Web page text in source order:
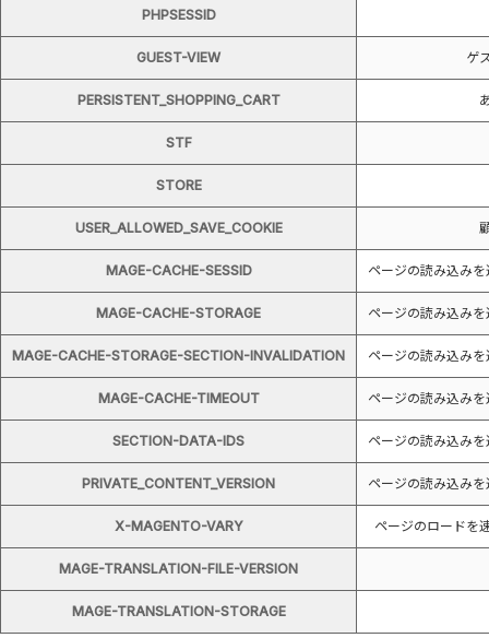
PHPSESSID
GUEST-VIEW ゲ
PERSISTENT_SHOPPING_CART
STF
STORE
USER_ALLOWED_SAVE_COOKIE
MAGE-CACHE-SESSID ページの読み込み
MAGE-CACHE-STORAGE ページの読み込み
MAGE-CACHE-STORAGE-SECTION-INVALIDATION ページの読み込み
MAGE-CACHE-TIMEOUT ページの読み込み
SECTION-DATA-IDS ページの読み込み
PRIVATE_CONTENT_VERSION ページの読み込み
X-MAGENTO-VARY ページのロードを
MAGE-TRANSLATION-FILE-VERSION
MAGE-TRANSLATION-STORAGE